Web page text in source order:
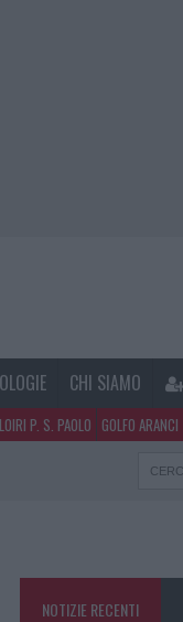
CHI SIAMO
LOIRI P. S. PAOLO GOLFO ARANCI
NOTIZIE RECENTI